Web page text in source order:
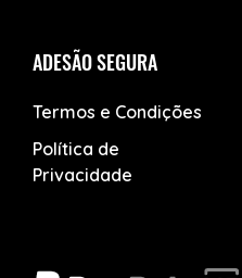
ADESÃO SEGURA
Termos e Condições
Política de
Privacidade